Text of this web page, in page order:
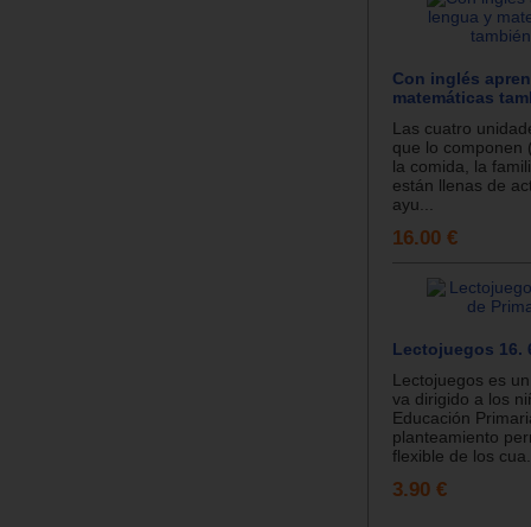
Con inglés
matemáticas
Las cuatro
que lo componen
la comida, la
están llenas de
ayu...
16.00 €
Lectojuegos 16.
Lectojuegos es
va dirigido a los
Educación
planteamiento
flexible de los
3.90 €